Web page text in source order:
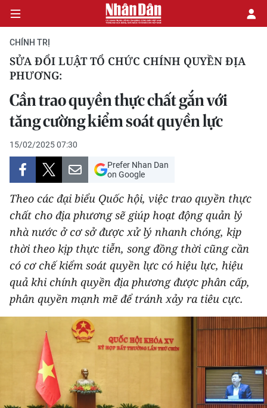
CHÍNH TRỊ
KINH TẾ
VĂN HÓA
XÃ HỘI
PHÁP LUẬT
DU LỊCH
THẾ GIỚI
THỂ THAO
KHOA HỌC - CÔNG NGHỆ
MÔI TRƯỜNG
CHÍNH TRỊ
SỬA ĐỔI LUẬT TỔ CHỨC CHÍNH QUYỀN ĐỊA
PHƯƠNG:
Cần trao quyền thực chất gắn với
tăng cường kiểm soát quyền lực
15/02/2025 07:30
Prefer Nhan Dan
on Google
Theo các đại biểu Quốc hội, việc trao quyền thực
chất cho địa phương sẽ giúp hoạt động quản lý
nhà nước ở cơ sở được xử lý nhanh chóng, kịp
thời theo kịp thực tiễn, song đồng thời cũng cần
có cơ chế kiểm soát quyền lực có hiệu lực, hiệu
quả khi chính quyền địa phương được phân cấp,
phân quyền mạnh mẽ để tránh xảy ra tiêu cực.